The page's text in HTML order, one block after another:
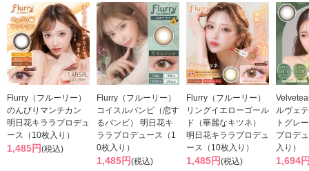
Flurry（フルーリー）
のんびりマンチカン
明日花キララプロデュ
ース（10枚入り）
1,485円(税込)
Flurry（フルーリー）
コイスルバンビ（恋す
るバンビ） 明日花キ
ララプロデュース（1
0枚入り）
1,485円(税込)
Flurry（フルーリー）
リングイエローゴール
ド（華麗なキツネ）
明日花キララプロデュ
ース（10枚入り）
1,485円(税込)
ルヴェ
トグレ
プロデ
入り）
1,694